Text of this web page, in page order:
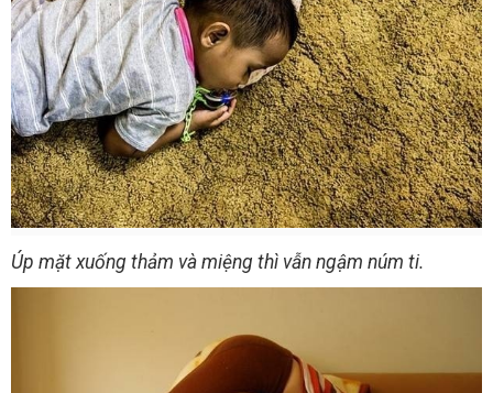
Úp mặt xuống thảm và miệng thì vẫn ngậm núm ti.